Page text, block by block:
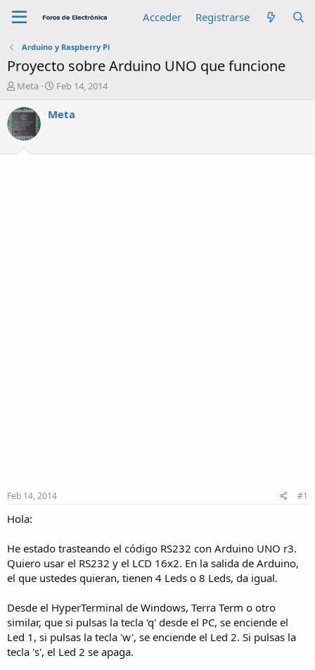
Acceder Registrarse
Arduino y Raspberry Pi
Proyecto sobre Arduino UNO que funcione
A
t
o
r
Meta
F
c
Feb 14, 2014
Meta
Feb 14, 2014 #1
Hola:
He estado trasteando el código RS232 con Arduino UNO r3.
Quiero usar el RS232 y el LCD 16x2. En la salida de Arduino,
el que ustedes quieran, tienen 4 Leds o 8 Leds, da igual.
Desde el HyperTerminal de Windows, Terra Term o otro
similar, que si pulsas la tecla 'q' desde el PC, se enciende el
Led 1, si pulsas la tecla 'w', se enciende el Led 2. Si pulsas la
tecla 's', el Led 2 se apaga.